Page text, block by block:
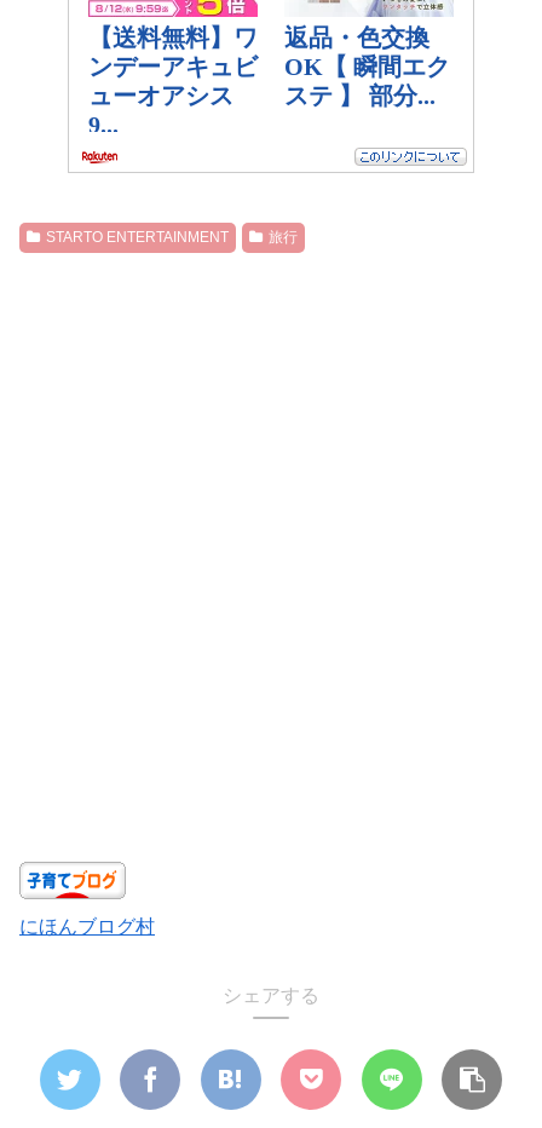
STARTO ENTERTAINMENT 旅行
にほんブログ村
シェアする